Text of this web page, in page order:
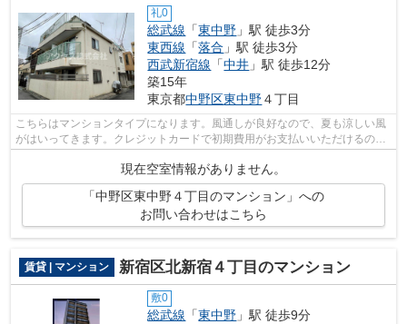
礼0
総武線 「東中野 」駅 徒歩3分
東西線 「落合 」駅 徒歩3分
西武新宿線 「中井 」駅 徒歩12分
築15年
東京都中野区東中野４丁目
こちらはマンションタイプになります。風通しが良好なので、夏も涼しい風
がはいってきます。クレジットカードで初期費用がお支払いいただけるの
で、決済の手間が軽減できます。2駅利用...
現在空室情報がありません。
「中野区東中野４丁目のマンション」への
お問い合わせはこちら
賃貸 | マンション 新宿区北新宿４丁目のマンション
敷0
総武線 「東中野 」駅 徒歩9分